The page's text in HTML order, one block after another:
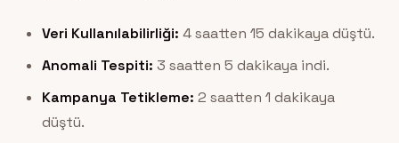
Veri Kullanılabilirliği: 4 saatten 15 dakikaya düştü.
Anomali Tespiti: 3 saatten 5 dakikaya indi.
Kampanya Tetikleme: 2 saatten 1 dakikaya
düştü.